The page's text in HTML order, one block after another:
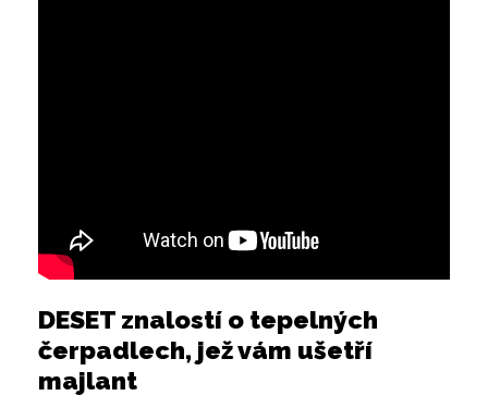
DESET znalostí o tepelných
čerpadlech, jež vám ušetří
majlant